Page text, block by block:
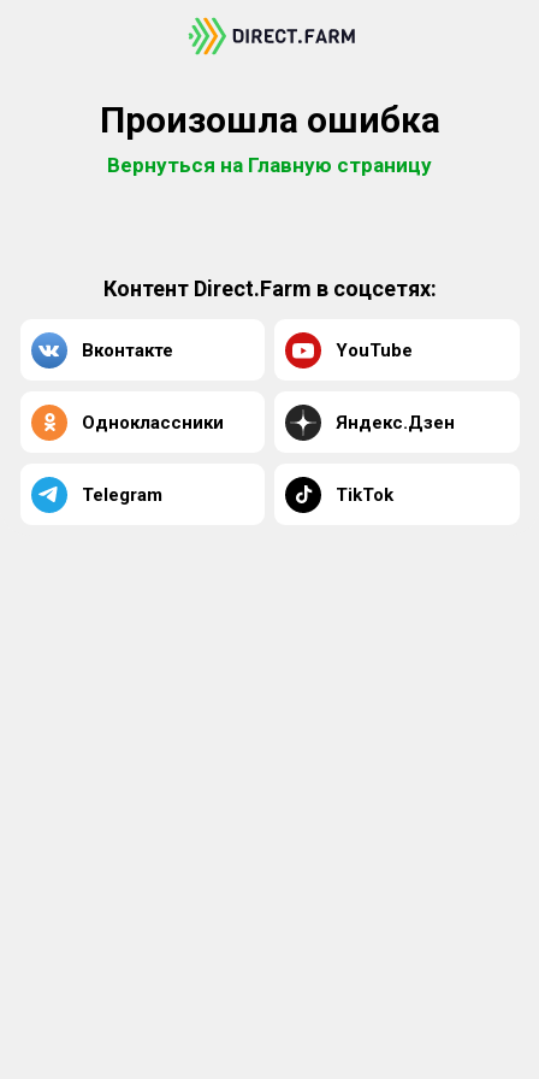
Произошла ошибка
Вернуться на Главную страницу
Контент Direct.Farm в соцсетях:
Вконтакте YouTube
Одноклассники Яндекс.Дзен
Telegram TikTok